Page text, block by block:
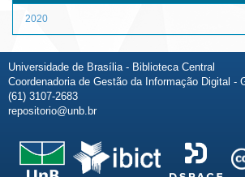
2020
Universidade de Brasília - Biblioteca Central
Coordenadoria de Gestão da Informação Digital -
(61) 3107-2683
repositorio@unb.br